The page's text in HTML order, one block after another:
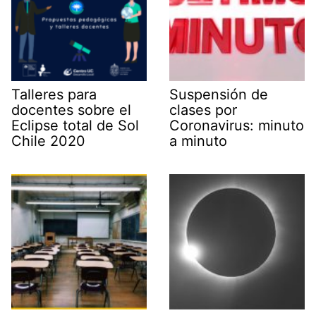
Talleres para
docentes sobre el
Eclipse total de Sol
Chile 2020
Suspensión de
clases por
Coronavirus: minuto
a minuto